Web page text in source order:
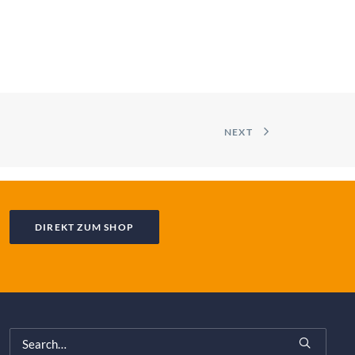
NEXT
DIREKT ZUM SHOP